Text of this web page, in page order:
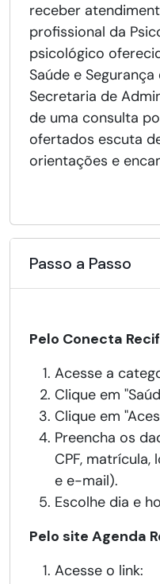
receber
profissional da
psicológico
Saúde e Segurança
Secretaria de
de uma consulta
ofertados escuta
orientações e
Passo a Passo
Pelo Conecta
Acesse a
Clique em
Clique em
Preencha os
CPF,
e e-mail).
Escolhe dia e
Pelo site Agenda
Acesse o link: